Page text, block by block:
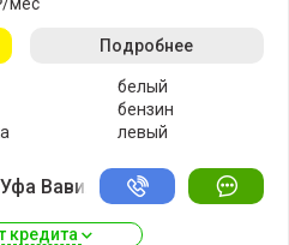
белый
бензин
левый
Подробнее
Вавилово
кредита